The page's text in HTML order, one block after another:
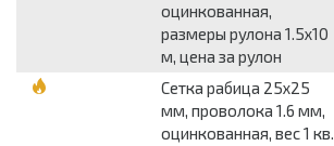
оцинкованная,
размеры рулона 1.5x10
м, цена за рулон
Сетка рабица 25x25
мм, проволока 1.6 мм,
оцинкованная, вес 1 кв.